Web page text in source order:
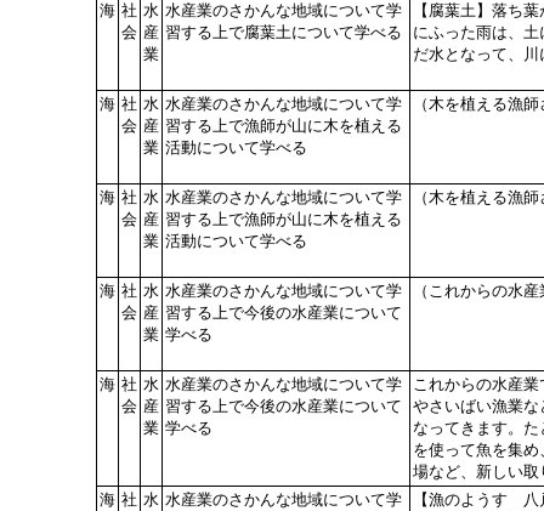
海 社
会
水
産
業
水産業のさかんな地域について学
習する上で腐葉土について学べる
【腐葉土】落ち
にふった雨は、
だ水となって、
海 社
会
水
産
業
水産業のさかんな地域について学
習する上で漁師が山に木を植える
活動について学べる
（木を植える漁
海 社
会
水
産
業
水産業のさかんな地域について学
習する上で漁師が山に木を植える
活動について学べる
（木を植える漁
海 社
会
水
産
業
水産業のさかんな地域について学
習する上で今後の水産業について
学べる
（これからの水産
海 社
会
水
産
業
水産業のさかんな地域について学
習する上で今後の水産業について
学べる
これからの水産
やさいばい漁業
なってきます。
を使って魚を集
場など、新しい
海 社 水 水産業のさかんな地域について学
【漁のようす 八